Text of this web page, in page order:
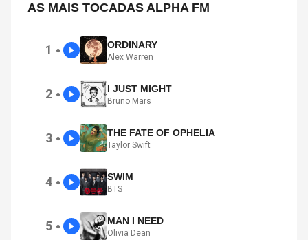
AS MAIS TOCADAS ALPHA FM
1 ● ORDINARY
Alex Warren
2 ● I JUST MIGHT
Bruno Mars
3 ● THE FATE OF OPHELIA
Taylor Swift
4 ● SWIM
BTS
5 ● MAN I NEED
Olivia Dean